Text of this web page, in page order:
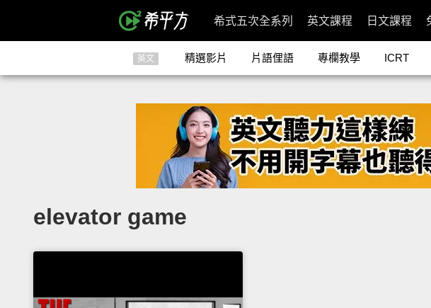
希式五次全系列 英文課程 日文課程
英文 精選影片 片語俚語 專欄教學 ICRT
elevator game